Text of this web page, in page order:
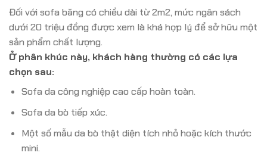
Đối với sofa băng có chiều dài từ 2m2, mức ngân sách
dưới 20 triệu đồng được xem là khá hợp lý để sở hữu một
sản phẩm chất lượng.
Ở phân khúc này, khách hàng thường có các lựa
chọn sau:
Sofa da công nghiệp cao cấp hoàn toàn.
Sofa da bò tiếp xúc.
Một số mẫu da bò thật diện tích nhỏ hoặc kích thước
mini.